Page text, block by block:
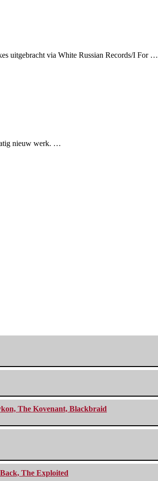
uitgebracht via White Russian Records/I For …
nieuw werk. …
The Kovenant, Blackbraid
The Exploited